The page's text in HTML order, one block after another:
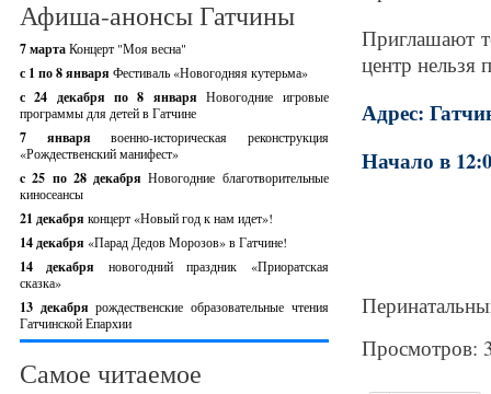
Афиша-анонсы Гатчины
7 мартаКонцерт "Моя весна"
с 1 по 8 января Фестиваль «Новогодняя кутерьма»
с 24 декабря по 8 январяНовогодние игровые
программы для детей в Гатчине
7 январявоенно-историческая реконструкция
«Рождественский манифест»
c 25 по 28 декабряНовогодние благотворительные
киносеансы
21 декабря концерт «Новый год к нам идет»!
14 декабря «Парад Дедов Морозов» в Гатчине!
14 декабря новогодний праздник «Приоратская
сказка»
13 декабрярождественские образовательные чтения
Гатчинской Епархии
Самое читаемое
Приглашают
центр нельзя
Адрес:
Начало в
Просмотров: